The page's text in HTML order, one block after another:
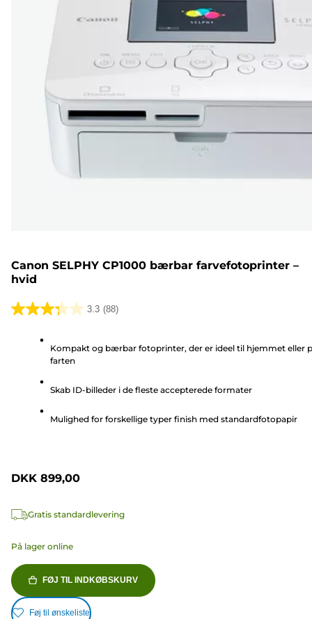
Canon SELPHY CP1000 bærbar farvefotoprinter –
hvid
3.3 (88)
3.3
stjerner.
anmeldelser
Kompakt og bærbar fotoprinter, der er ideel til hjemmet eller
farten
Skab ID-billeder i de fleste accepterede formater
Mulighed for forskellige typer finish med standardfotopapir
DKK 899,00
Gratis standardlevering
På lager online
FØJ TIL INDKØBSKURV
Føj til ønskeliste